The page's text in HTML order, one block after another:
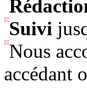
Suivi
Nous
accédant